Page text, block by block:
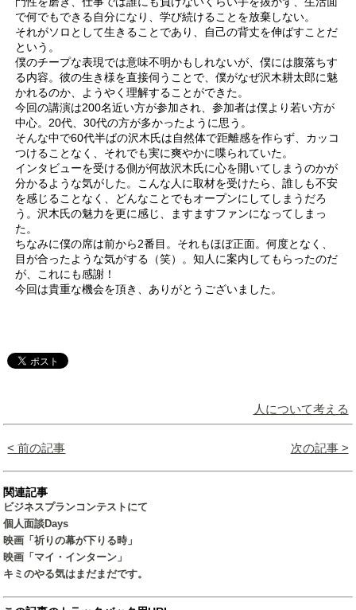
で何でもできる自分になり、学び続けることを放棄しない。
それがソロとして生きることであり、自己の背丈を伸ばすことだ
という。
僕のチープな表現では意味不明かもしれないが、僕には腹落ちす
る内容。彼の生き様を直接伺うことで、僕がなぜ沢木耕太郎に魅
かれるのか、ようやく理解することができた。
今回の講演は200名近い方が参加され、参加者は僕より若い方が
中心。20代、30代の方が多かったように思う。
そんな中で60代半ばの沢木氏は自然体で距離感を作らず、カッコ
つけることなく、それでも実に爽やかに喋られていた。
インタビューを受ける側が何故沢木氏に心を開いてしまうのかが
分かるような気がした。こんな人に取材を受けたら、誰しも不安
を感じることなく、どんなことでもオープンにしてしまうだろ
う。沢木氏の魅力を更に感じ、ますますファンになってしまっ
た。
ちなみに僕の席は前から2番目。それもほぼ正面。何度となく、
目が合ったような気がする（笑）。知人に案内してもらったのだ
が、これにも感謝！
今回は貴重な機会を頂き、ありがとうございました。
人について考える
< 前の記事 次の記事 >
関連記事
ビジネスプランコンテストにて
個人面談Days
映画「祈りの幕が下りる時」
映画「マイ・インターン」
キミのやる気はまだまだです。